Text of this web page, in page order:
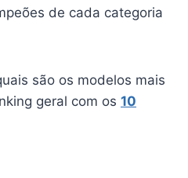
de cada categoria
são os modelos mais
geral com os 10